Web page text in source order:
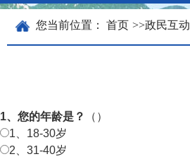
您当前位置： 首页 >>政民互动
1、您的年龄是？
（）
1、18-30岁
2、31-40岁